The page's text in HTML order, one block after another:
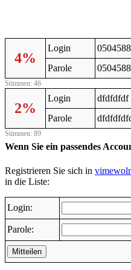
4%
Login
Parole
Stimmen: 46
2%
Login
dfdfdfdf
Parole
Stimmen: 89
Wenn Sie ein passendes
Registrieren Sie sich in
in die Liste:
Login:
Parole:
Mitteilen